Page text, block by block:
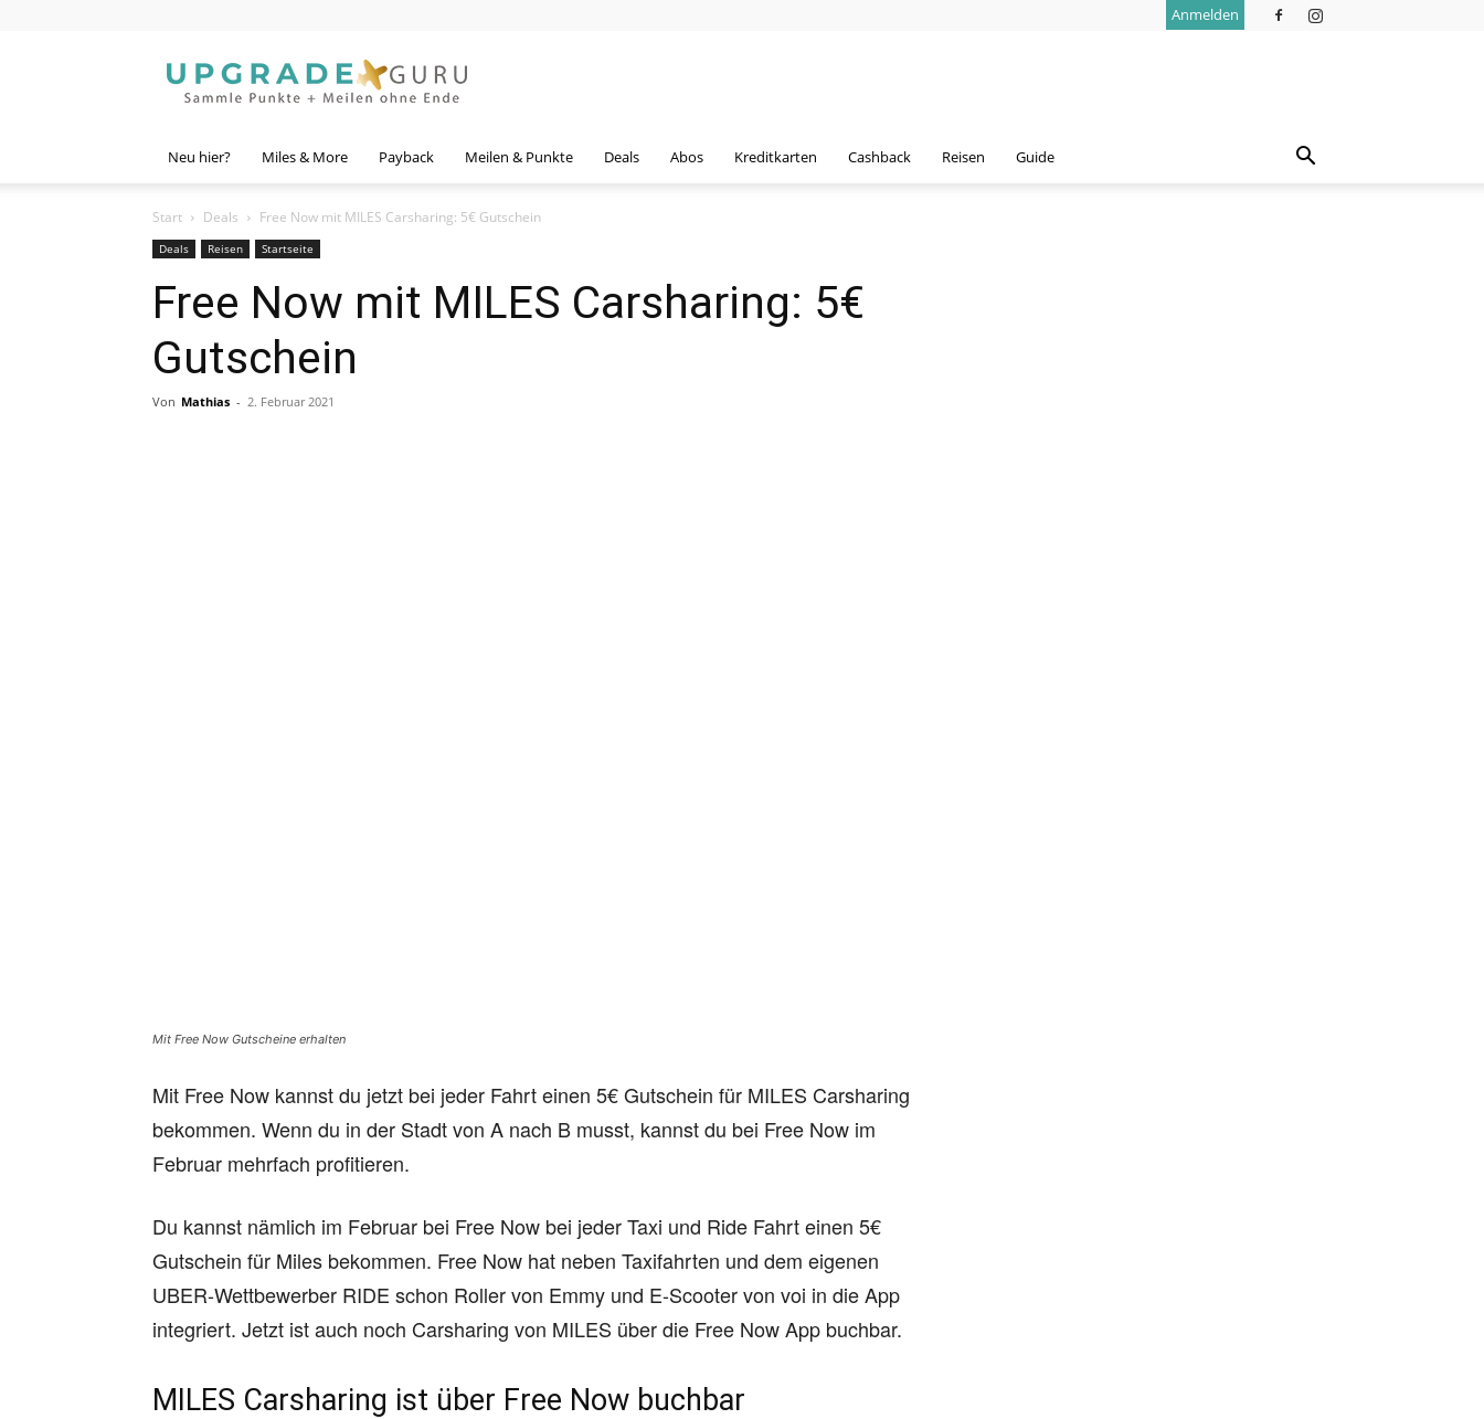
Anmelden
Guru
Neu hier? Miles & More Payback Meilen & Punkte Deals Abos Kreditkarten Cashback Reisen Guide
Start Deals Free Now mit MILES Carsharing: 5€ Gutschein
Deals Reisen Startseite
Free Now mit MILES Carsharing: 5€
Gutschein
Von Mathias - 2. Februar 2021
Mit Free Now Gutscheine erhalten
Mit Free Now kannst du jetzt bei jeder Fahrt einen 5€ Gutschein für MILES Carsharing
bekommen. Wenn du in der Stadt von A nach B musst, kannst du bei Free Now im
Februar mehrfach profitieren.
Du kannst nämlich im Februar bei Free Now bei jeder Taxi und Ride Fahrt einen 5€
Gutschein für Miles bekommen. Free Now hat neben Taxifahrten und dem eigenen
UBER-Wettbewerber RIDE schon Roller von Emmy und E-Scooter von voi in die App
integriert. Jetzt ist auch noch Carsharing von MILES über die Free Now App buchbar.
MILES Carsharing ist über Free Now buchbar